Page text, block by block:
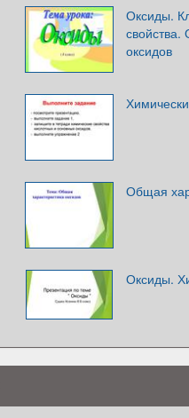
Оксиды.
свойства.
оксидов
Общая
Оксиды.